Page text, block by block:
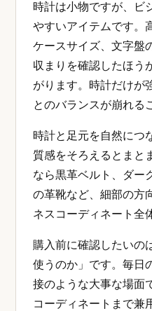
時計は小物ですが、ビ
やすいアイテムです。
ケースサイズ、文字盤
収まりを確認したほう
がります。時計だけが
とのバランスが崩れる
時計と足元を自然につ
質感をそろえるとまと
なら黒革ベルト、ダー
の革靴など、細部の方
ネスコーディネート全
購入前に確認したいの
使うのか」です。毎日
接のような大事な場面
コーディネートまで兼